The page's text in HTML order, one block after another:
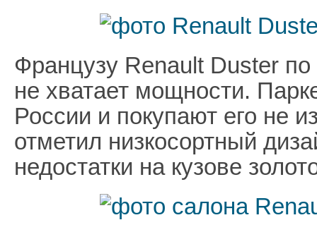
Французу Renault Duster
не хватает мощности.
России и покупают его не
отметил низкосортный
недостатки на кузове